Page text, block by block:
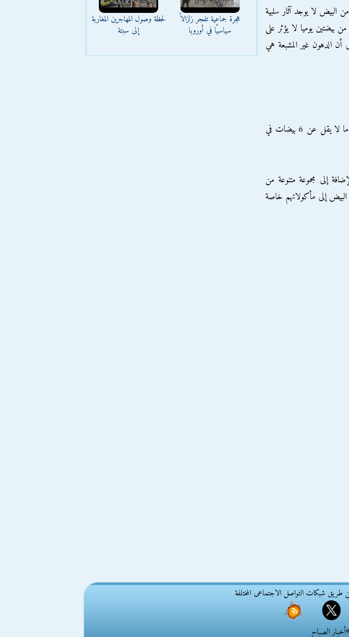
البيض لا يوجد آثار سلبية
بيضتين يوميا لا يؤثر على
الدهون غير المشبعة هي
9. البيض قد يمنع سرطان الثدي, فقد أثبتت دراسة بأن النساء اللواتي تناولن ما لا يقل عن 6 بيضات في
إلى مجموعة متنوعة من
البيض إلى مأكولاتهم خاصة
هجرة جماعية تفجر زلزالاً
سياسيًا في أوروبا
لحظة وصول المهاجرين المغاربة
إلى سبتة
طريق شبكات التواصل الاجتماعى المختلفة
الصباح